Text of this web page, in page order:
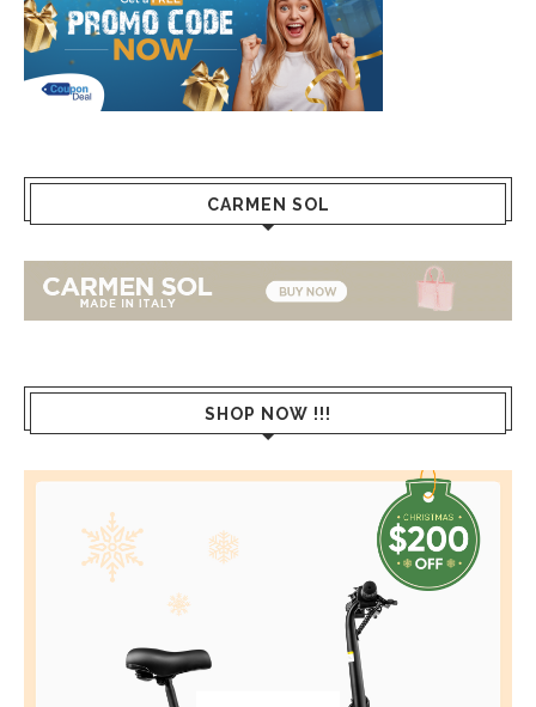
CARMEN SOL
SHOP NOW !!!